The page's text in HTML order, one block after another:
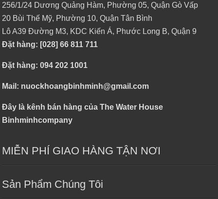
256/1/24 Dương Quảng Hàm, Phường 05, Quận Gò Vấp
20 Bùi Thế Mỹ, Phường 10, Quận Tân Bình
Lô A39 Đường M3, KDC Kiến Á, Phước Long B, Quận 9
Đặt hàng: [028] 66 811 711
Đặt hàng: 094 202 1001
Mail: nuockhoangbinhminh@gmail.com
Đây là kênh bán hàng của The Water House
Binhminhcompany
MIỄN PHÍ GIAO HÀNG TẬN NƠI
Sản Phẩm Chúng Tôi